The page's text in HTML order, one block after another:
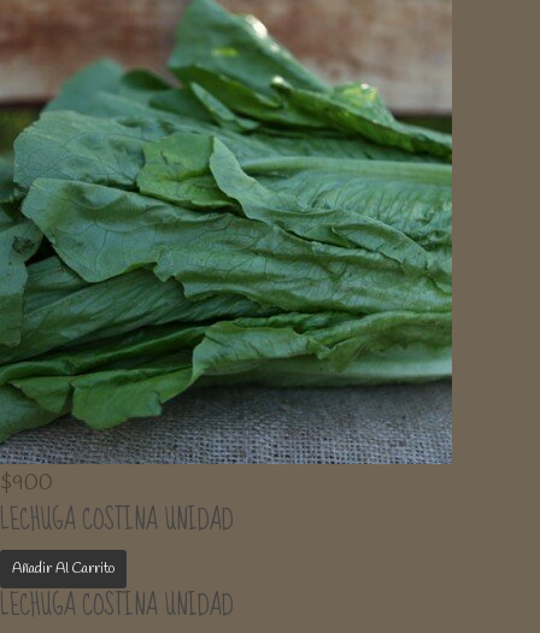
$900
LECHUGA COSTINA UNIDAD
Añadir Al Carrito
LECHUGA COSTINA UNIDAD